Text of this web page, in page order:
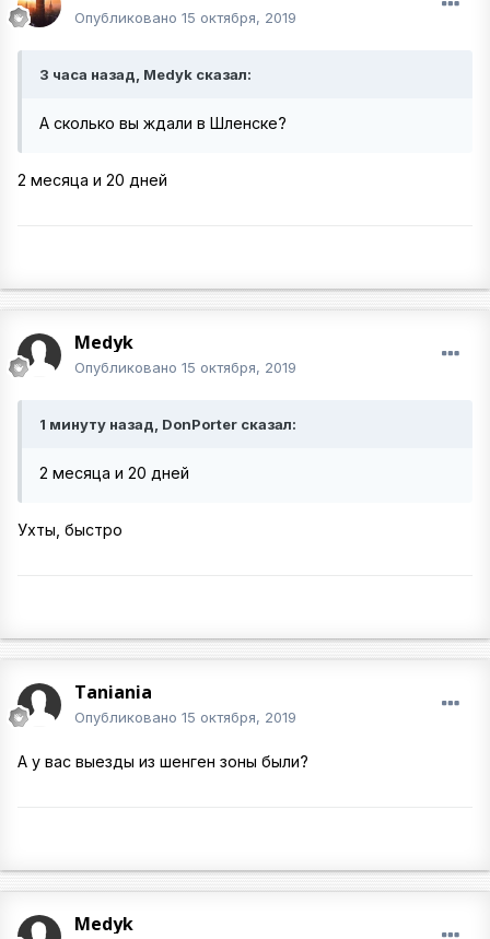
Опубликовано 15 октября, 2019
3 часа назад, Medyk сказал:
А сколько вы ждали в Шленске?
2 месяца и 20 дней
Medyk
Опубликовано 15 октября, 2019
1 минуту назад, DonPorter сказал:
2 месяца и 20 дней
Ухты, быстро
Taniania
Опубликовано 15 октября, 2019
А у вас выезды из шенген зоны были?
Medyk